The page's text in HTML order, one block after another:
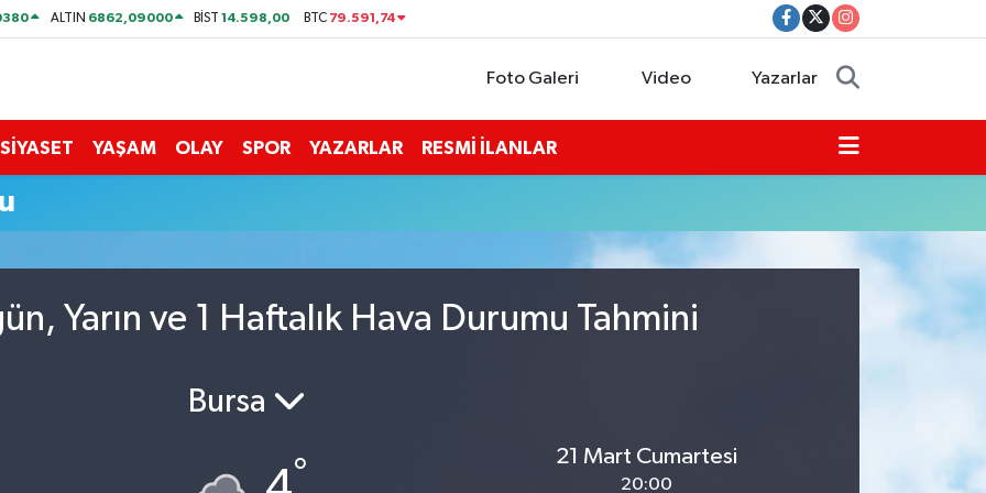
ALTIN 6862,09000 BİST14.598,00 BTC 79.591,74
Foto Galeri Video Yazarlar
SİYASET YAŞAM OLAY SPOR YAZARLAR RESMİ İLANLAR
Yarın ve 1 Haftalık Hava Durumu Tahmini
Bursa
°
21 Mart Cumartesi
20:00